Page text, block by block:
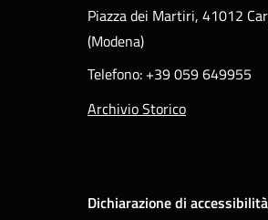
Piazza dei Martiri, 41012
(Modena)
Telefono: +39 059 649955
Archivio Storico
Dichiarazione di accessibilità